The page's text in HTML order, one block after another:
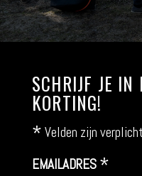
SCHRIJF JE
KORTING!
* Velden zijn verplicht
EMAILADRES *